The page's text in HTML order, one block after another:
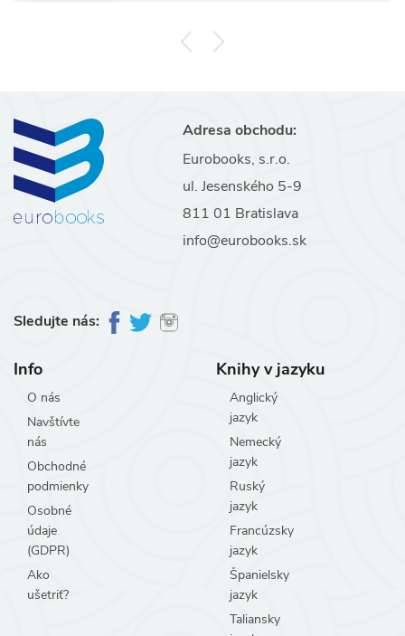
Adresa obchodu:
Eurobooks, s.r.o.
ul. Jesenského 5-9
811 01 Bratislava
info@eurobooks.sk
Sledujte nás:
Info
O nás
Navštívte
nás
Obchodné
podmienky
Osobné
údaje
(GDPR)
Ako
ušetriť?
Knihy v jazyku
Anglický
jazyk
Nemecký
jazyk
Ruský
jazyk
Francúzsky
jazyk
Španielsky
jazyk
Taliansky